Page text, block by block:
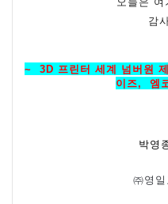
감
~ 3D 프린터 세계 넘버원
이즈, 엠
박영
㈜영일